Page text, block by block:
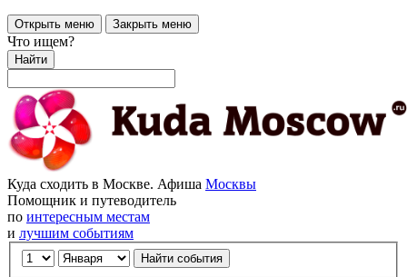
Открыть меню Закрыть меню
Что ищем?
Найти
Куда сходить в Москве. Афиша Москвы
Помощник и путеводитель
по интересным местам
и лучшим событиям